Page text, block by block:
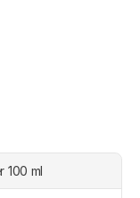
100 ml